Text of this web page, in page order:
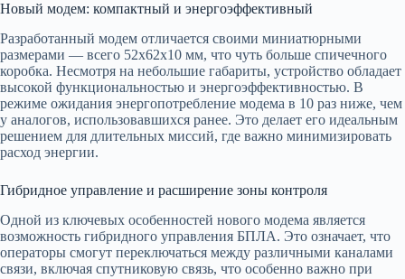
Новый модем: компактный и энергоэффективный
Разработанный модем отличается своими миниатюрными
размерами — всего 52х62х10 мм, что чуть больше спичечного
коробка. Несмотря на небольшие габариты, устройство обладает
высокой функциональностью и энергоэффективностью. В
режиме ожидания энергопотребление модема в 10 раз ниже, чем
у аналогов, использовавшихся ранее. Это делает его идеальным
решением для длительных миссий, где важно минимизировать
расход энергии.
Гибридное управление и расширение зоны контроля
Одной из ключевых особенностей нового модема является
возможность гибридного управления БПЛА. Это означает, что
операторы смогут переключаться между различными каналами
связи, включая спутниковую связь, что особенно важно при